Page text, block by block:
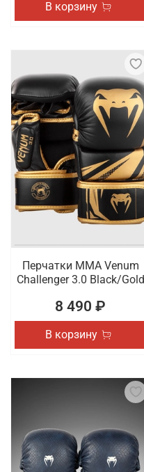
В корзину
Перчатки ММА Venum
Challenger 3.0 Black/Gold
8 490 ₽
В корзину